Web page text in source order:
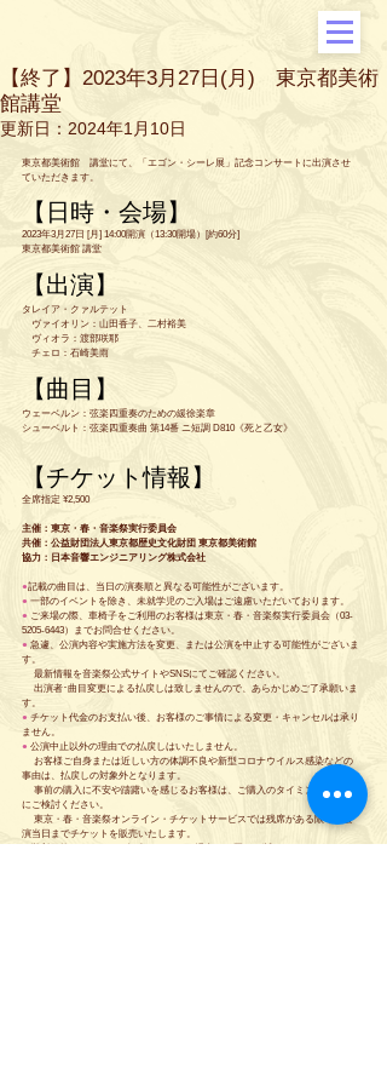
【終了】2023年3月27日(月) 東京都美術
館講堂
更新日： 2024年1月10日
東京都美術館　講堂にて、「エゴン・シーレ展」記念コンサートに出演させ
ていただきます。
【日時・会場】
2023年3月27日 [月] 14:00開演（13:30開場）[約60分]
東京都美術館 講堂
【出演】
タレイア・クァルテット
ヴァイオリン： 山田香子
二村裕美
ヴィオラ： 渡部咲耶
チェロ： 石崎美雨
【曲目】
ウェーベルン：弦楽四重奏のための緩徐楽章
シューベルト：弦楽四重奏曲 第14番 ニ短調 D810《死と乙女》
【チケット情報】
全席指定 ¥2,500
主催：東京・春・音楽祭実行委員会
共催：公益財団法人東京都歴史文化財団 東京都美術館
協力：日本音響エンジニアリング株式会社
●記載の曲目は、当日の演奏順と異なる可能性がございます。
● 一部のイベントを除き、未就学児のご入場はご遠慮いただいております。
● ご来場の際、車椅子をご利用のお客様は東京・春・音楽祭実行委員会（03-
5205-6443）までお問合せください。
● 急遽、公演内容や実施方法を変更、または公演を中止する可能性がございま
す。
最新情報を音楽祭公式サイトやSNSにてご確認ください。
出演者･曲目変更による払戻しは致しませんので、あらかじめご了承願いま
す。
● チケット代金のお支払い後、お客様のご事情による変更・キャンセルは承り
ません。
● 公演中止以外の理由での払戻しはいたしません。
お客様ご自身または近しい方の体調不良や新型コロナウイルス感染などの
事由は、払戻しの対象外となります。
事前の購入に不安や躊躇いを感じるお客様は、ご購入のタイミングを慎重
にご検討ください。
東京・春・音楽祭オンライン・チケットサービスでは残席がある限り、公
演当日までチケットを販売いたします。
● 営利目的のチケットの転売はいかなる場合でも固くお断りします。